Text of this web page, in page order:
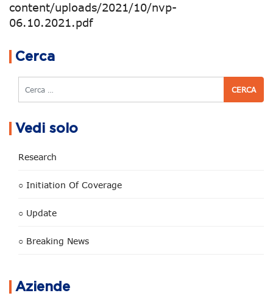
content/uploads/2021/10/nvp-
06.10.2021.pdf
Cerca
Cerca
Vedi solo
Research
○ Initiation Of Coverage
○ Update
○ Breaking News
Aziende